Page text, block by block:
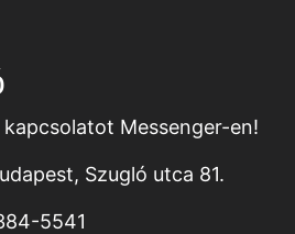
Messenger-en!
Szugló utca 81.
5541